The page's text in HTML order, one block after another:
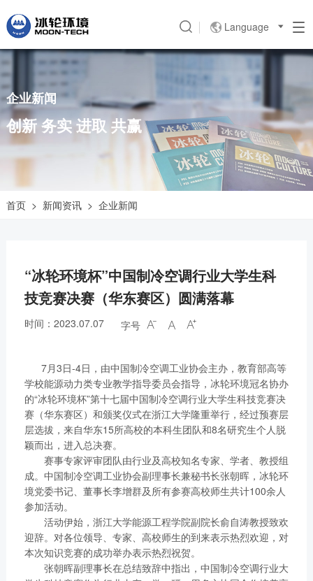
Language 
企业新闻
创新 务实 进取 共赢
首页 > 新闻资讯 > 企业新闻
“冰轮环境杯”中国制冷空调行业大学生科
技竞赛决赛（华东赛区）圆满落幕
时间：2023.07.07 字号   
7月3日-4日，由中国制冷空调工业协会主办，教育部高等
学校能源动力类专业教学指导委员会指导，冰轮环境冠名协办
的“冰轮环境杯”第十七届中国制冷空调行业大学生科技竞赛决
赛（华东赛区）和颁奖仪式在浙江大学隆重举行，经过预赛层
层选拔，来自华东15所高校的本科生团队和8名研究生个人脱
颖而出，进入总决赛。
赛事专家评审团队由行业及高校知名专家、学者、教授组
成。中国制冷空调工业协会副理事长兼秘书长张朝晖，冰轮环
境党委书记、董事长李增群及所有参赛高校师生共计100余人
参加活动。
活动伊始，浙江大学能源工程学院副院长俞自涛教授致欢
迎辞。对各位领导、专家、高校师生的到来表示热烈欢迎，对
本次知识竞赛的成功举办表示热烈祝贺。
张朝晖副理事长在总结致辞中指出，中国制冷空调行业大